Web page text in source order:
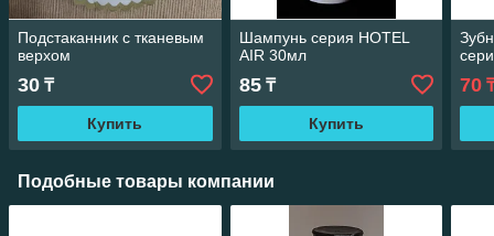
Подстаканник с тканевым
верхом
30 ₸
Купить
Шампунь серия HOTEL
AIR 30мл
85₸
Купить
70
Подобные товары компании